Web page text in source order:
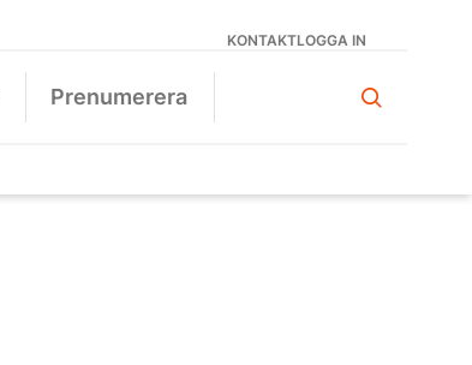
KONTAKTLOGGA IN
Prenumerera